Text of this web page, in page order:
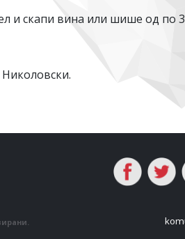
и скапи вина или шише од по